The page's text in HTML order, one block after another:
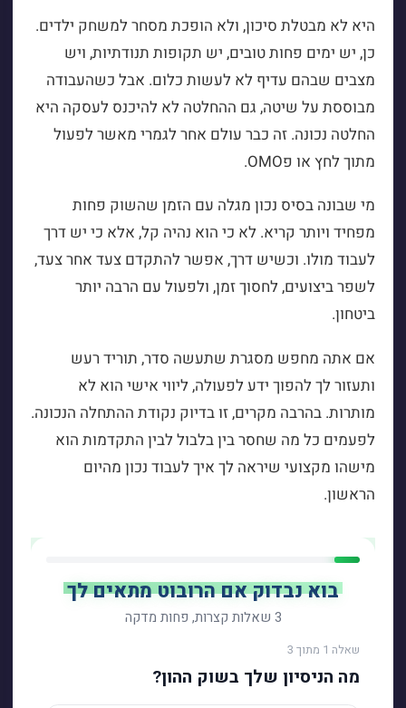
היא לא מבטלת סיכון, ולא הופכת מסחר למשחק ילדים.
כן, יש ימים פחות טובים, יש תקופות תנודתיות, ויש
מצבים שבהם עדיף לא לעשות כלום. אבל כשהעבודה
מבוססת על שיטה, גם ההחלטה לא להיכנס לעסקה היא
החלטה נכונה. זה כבר עולם אחר לגמרי מאשר לפעול
מתוך לחץ או פOMO.
מי שבונה בסיס נכון מגלה עם הזמן שהשוק פחות
מפחיד ויותר קריא. לא כי הוא נהיה קל, אלא כי יש דרך
לעבוד מולו. וכשיש דרך, אפשר להתקדם צעד אחר צעד,
לשפר ביצועים, לחסוך זמן, ולפעול עם הרבה יותר
ביטחון.
אם אתה מחפש מסגרת שתעשה סדר, תוריד רעש
ותעזור לך להפוך ידע לפעולה, ליווי אישי הוא לא
מותרות. בהרבה מקרים, זו בדיוק נקודת ההתחלה הנכונה.
לפעמים כל מה שחסר בין בלבול לבין התקדמות הוא
מישהו מקצועי שיראה לך איך לעבוד נכון מהיום
הראשון.